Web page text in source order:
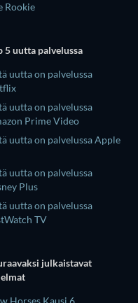
Rookie
5 uutta palvelussa
uutta on palvelussa
uutta on palvelussa
Prime Video
uutta on palvelussa Apple
uutta on palvelussa
Plus
uutta on palvelussa
TV
julkaistavat
Horses Kausi 6